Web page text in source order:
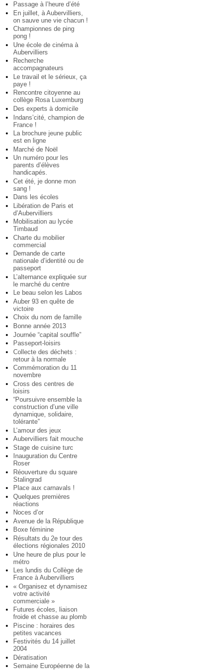
Passage à l’heure d’été
En juillet, à Aubervilliers,
on sauve une vie chacun !
Championnes de ping
pong !
Une école de cinéma à
Aubervilliers
Recherche
accompagnateurs
Le travail et le sérieux, ça
paye !
Rencontre citoyenne au
collège Rosa Luxemburg
Des experts à domicile
Indans’cité, champion de
France !
La brochure jeune public
est en ligne
Marché de Noël
Un numéro pour les
parents d’élèves
handicapés.
Cet été, je donne mon
sang !
Dans les écoles
Libération de Paris et
d’Aubervilliers
Mobilisation au lycée
Timbaud
Charte du mobilier
commercial
Demande de carte
nationale d’identité ou de
passeport
L’alternance expliquée sur
le marché du centre
Le beau selon les Labos
Auber 93 en quête de
victoire
Choix du nom de famille
Bonne année 2013
Journée “capital souffle”
Passeport-loisirs
Collecte des déchets :
retour à la normale
Commémoration du 11
novembre
Cross des centres de
loisirs
“Poursuivre ensemble la
construction d’une ville
dynamique, solidaire,
tolérante”
L’amour des jeux
Aubervilliers fait mouche
Stage de cuisine turc
Inauguration du Centre
Roser
Réouverture du square
Stalingrad
Place aux carnavals !
Quelques premières
réactions
Noces d’or
Avenue de la République
Boxe féminine
Résultats du 2e tour des
élections régionales 2010
Une heure de plus pour le
métro
Les lundis du Collège de
France à Aubervilliers
« Organisez et dynamisez
votre activité
commerciale »
Futures écoles, liaison
froide et chasse au plomb
Piscine : horaires des
petites vacances
Festivités du 14 juillet
2004
Dératisation
Semaine Européenne de la